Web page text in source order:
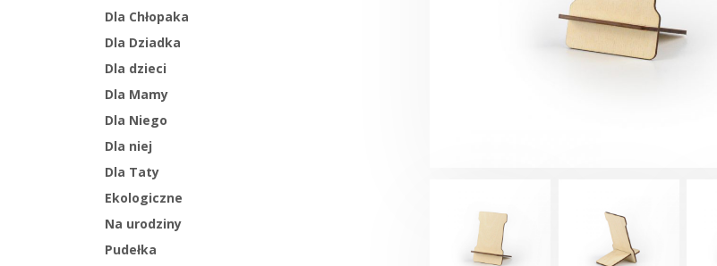
Dla Chłopaka
Dla Dziadka
Dla dzieci
Dla Mamy
Dla Niego
Dla niej
Dla Taty
Ekologiczne
Na urodziny
Pudełka